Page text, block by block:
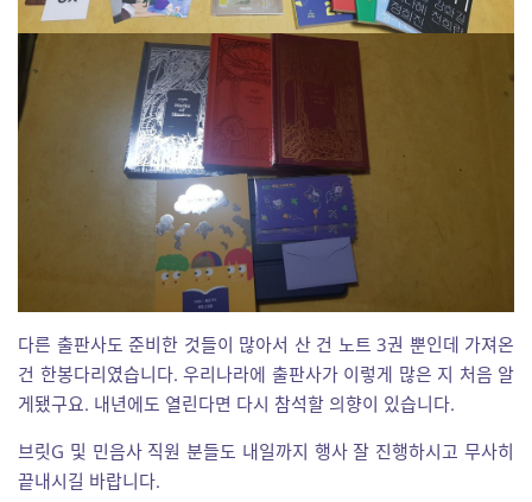
다른 출판사도 준비한 것들이 많아서 산 건 노트 3권 뿐인데 가져온
건 한봉다리였습니다. 우리나라에 출판사가 이렇게 많은 지 처음 알
게됐구요. 내년에도 열린다면 다시 참석할 의향이 있습니다.
브릿G 및 민음사 직원 분들도 내일까지 행사 잘 진행하시고 무사히
끝내시길 바랍니다.